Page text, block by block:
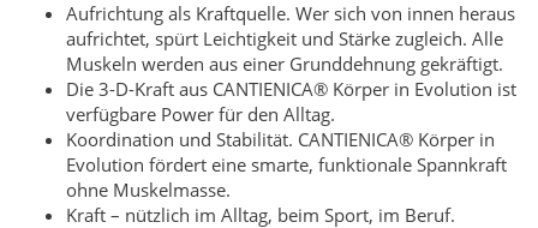
Aufrichtung als Kraftquelle. Wer sich von innen heraus
aufrichtet, spürt Leichtigkeit und Stärke zugleich. Alle
Muskeln werden aus einer Grunddehnung gekräftigt.
Die 3-D-Kraft aus CANTIENICA® Körper in Evolution ist
verfügbare Power für den Alltag.
Koordination und Stabilität. CANTIENICA® Körper in
Evolution fördert eine smarte, funktionale Spannkraft
ohne Muskelmasse.
Kraft – nützlich im Alltag, beim Sport, im Beruf.